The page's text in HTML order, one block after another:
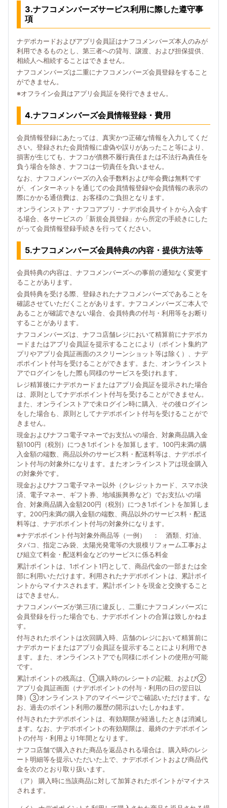
3.ナフコメンバーズサービス利用に際した遵守事
項
ナデポカードおよびアプリ会員証はナフコメンバーズ本人のみが
利用できるものとし、第三者への貸与、譲渡、および担保提供、
相続人へ相続することはできません。
ナフコメンバーズは二重にナフコメンバーズ会員登録をすること
ができません。
※オフライン会員はアプリ会員証を発行できません。
4.ナフコメンバーズ会員情報登録・費用
会員情報登録にあたっては、真実かつ正確な情報を入力してくだ
さい。登録された会員情報に虚偽や誤りがあったこと等により、
損害が生じても、ナフコが債務不履行責任または不法行為責任を
負う場合を除き、ナフコは一切責任を負いません。
なお、ナフコメンバーズの入会手数料および年会費は無料です
が、インターネットを通じての会員情報登録や会員情報の表示の
際にかかる通信費は、お客様のご負担となります。
オンラインストア・ナフコアプリ・ナデポ会員サイトから入会す
る場合、各サービスの「新規会員登録」から所定の手続きにした
がって会員情報登録手続きを行ってください。
5.ナフコメンバーズ会員特典の内容・提供方法等
会員特典の内容は、ナフコメンバーズへの事前の通知なく変更す
ることがあります。
会員特典を受ける際、登録されたナフコメンバーズであることを
確認させていただくことがあります。ナフコメンバーズご本人で
あることが確認できない場合、会員特典の付与・利用等をお断り
することがあります。
ナフコメンバーズは、ナフコ店舗レジにおいて精算前にナデポカ
ードまたはアプリ会員証を提示することにより（ポイント集約ア
プリやアプリ会員証画面のスクリーンショット等は除く）、ナデ
ポポイント付与を受けることができます。また、オンラインスト
アでログインをした際も同様のサービスを受けれます。
レジ精算後にナデポカードまたはアプリ会員証を提示された場合
は、原則としてナデポポイント付与を受けることができません。
また、オンラインストアで未ログイン時に購入、その後ログイン
をした場合も、原則としてナデポポイント付与を受けることがで
きません。
現金およびナフコ電子マネーでお支払いの場合、対象商品購入金
額100円（税別）につき1ポイントを加算します。100円未満の購
入金額の端数、商品以外のサービス料・配送料等は、ナデポポイ
ント付与の対象外になります。またオンラインストアは現金購入
の対象外です。
現金およびナフコ電子マネー以外（クレジットカード、スマホ決
済、電子マネー、ギフト券、地域振興券など）でお支払いの場
合、対象商品購入金額200円（税別）につき1ポイントを加算しま
す。200円未満の購入金額の端数、商品以外のサービス料・配送
料等は、ナデポポイント付与の対象外になります。
※ナデポポイント付与対象外商品等（一例） ： 酒類、灯油、
タバコ、指定ごみ袋、太陽光発電等の大規模リフォーム工事およ
び組立て料金・配送料金などのサービスに係る料金
累計ポイントは、1ポイント1円として、商品代金の一部または全
部に利用いただけます。利用されたナデポポイントは、累計ポイ
ントからマイナスされます。累計ポイントを現金と交換すること
はできません。
ナフコメンバーズが第三項に違反し、二重にナフコメンバーズに
会員登録を行った場合でも、ナデポポイントの合算は致しかねま
す。
付与されたポイントは次回購入時、店舗のレジにおいて精算前に
ナデポカードまたはアプリ会員証を提示することにより利用でき
ます。また、オンラインストアでも同様にポイントの使用が可能
です。
累計ポイントの残高は、①購入時のレシートの記載、および②
アプリ会員証画面（ナデポポイントの付与・利用の日の翌日以
降）③オンラインストアのマイページでご確認いただけます。な
お、過去のポイント利用の履歴の開示はいたしかねます。
付与されたナデポポイントは、有効期限が経過したときは消滅し
ます。なお、ナデポポイントの有効期限は、最終のナデポポイン
トの付与・利用より1年間となります。
ナフコ店舗で購入された商品を返品される場合は、購入時のレシ
ート明細等を提示いただいた上で、ナデポポイントおよび商品代
金を次のとおり取り扱います。
（ア） 購入時に当該商品に対して加算されたポイントがマイナス
されます。